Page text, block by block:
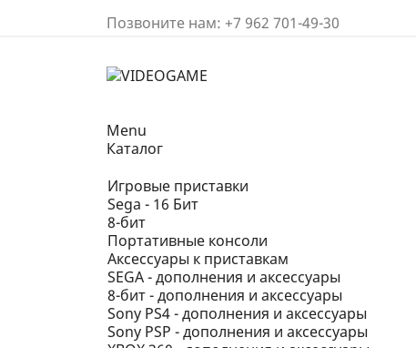
Позвоните нам: +7 962 701-49-30
Menu
Каталог
Игровые приставки
Sega - 16 Бит
8-бит
Портативные консоли
Аксессуары к приставкам
SEGA - дополнения и аксессуары
8-бит - дополнения и аксессуары
Sony PS4 - дополнения и аксессуары
Sony PSP - дополнения и аксессуары